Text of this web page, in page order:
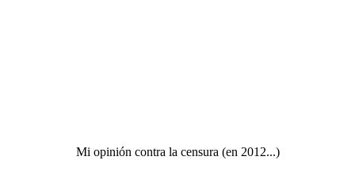
Mi opinión contra la censura (en 2012...)